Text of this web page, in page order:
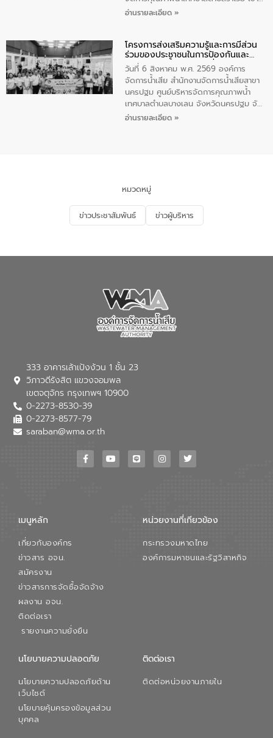
ร่วมโครงการราไวย์สวยด้วยมือและใจเรา
ประชาชน ตัวแทนจากโรงแรมต่างๆ ในเขต
เทศบาลตำบลราไวย์ ศูนย์บริหารจัดการ
คุณภาพน้ำเทศบาลตำบลราไวย์ นำโดยนาย
น้อย แก้วเศษ ผู้จัดการสำนักงานจัดการน้ำ
เสียสาขาภูเก็ต พร้อมด้วยเจ้าหน้าที่ จำนวน
5 คน ร่วมทำกิจกรรม ทำความสะอาด
ชายหาดและแหล่งท่องเที่ยว ณ บริเวณ
อ่านรายละเอียด »
โครงการส่งเสริมความรู้และการมีส่วน
ร่วมของประชาชนในการป้องกันและ
แก้ไขปัญหาน้ำเสียอย่างยั่งยืน
วันที่ 6 สิงหาคม พ.ศ. 2569 องค์การ
จัดการน้ำเสีย สำนักงานจัดการน้ำเสียสาขา
นครปฐม ศูนย์บริหารจัดการคุณภาพน้ำ
เทศบาลตำบลบางเลน จังหวัดนครปฐม จัด
กิจกรรมภายใต้โครงการส่งเสริมความรู้และ
จัดการน้ำเสียและสร้างจิตสำนึกในการ
อนุรักษ์สิ่งแวดล้อม ในหัวข้อ “น้ำเสียชุมชน
และการบำบัดน้ำเสียเบื้องต้น” โดยให้ความรู้
เกี่ยวกับสาเหตุและผลกระทบของน้ำเสีย
ณ เทศบาลตำบลบางเลน จังหวัดนครปฐม
อ่านรายละเอียด »
หมวดหมู่
ข่าวประชาสัมพันธ์ ข่าวผู้บริหาร
333 อาคารเล้าเป้งง้วน 1 ชั้น 23
วิภาวดีรังสิต แขวงจอมพล
เขตจตุจักร กรุงเทพฯ 10900
0-2273-8530-39
0-2273-8577-79
saraban@wma.or.th
เมนูหลัก
เกี่ยวกับองค์กร
ข่าวสาร อจน.
สมัครงาน
ข่าวสารการจัดซื้อจัดจ้าง
ผลงาน อจน.
ติดต่อเรา
รายงานความยั่งยืน
หน่วยงานที่เกียวข้อง
กระทรวงมหาดไทย
องค์การมหาชนและรัฐวิสาหกิจ
นโยบายความปลอดภัย
นโยบายความปลอดภัยด้าน
เว็บไซต์
นโยบายคุ้มครองข้อมูลส่วน
บุคคล
ติดต่อเรา
ติดต่อหน่วยงานภายใน